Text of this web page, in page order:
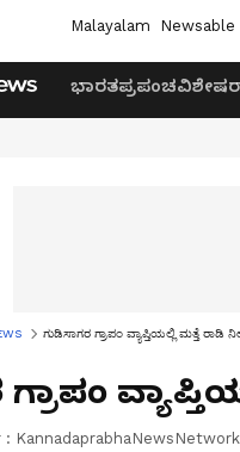
Malayalam Newsable
ಭಾರತಪ್ರಪಂಚವಿಶೇಷ
ಗುಡಿಸಾಗರ ಗ್ರಾಪಂ ವ್ಯಾಪ್ತಿಯಲ್ಲಿ ಮತ್ತೆ ರಾಡಿ
: KannadaprabhaNewsNetwork